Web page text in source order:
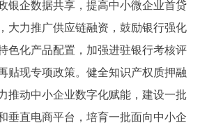
银企数据共享，提高中小微企业首贷
大力推广供应链融资，鼓励银行强化
色化产品配置，加强进驻银行考核评
贴现专项政策。健全知识产权质押融
推动中小企业数字化赋能，建设一批
垂直电商平台，培育一批面向中小企